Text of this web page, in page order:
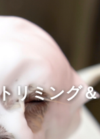
リミング＆